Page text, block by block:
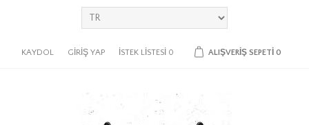
KAYDOL GIRIŞ YAP İSTEK LISTESI 0 ALIŞVERIŞ SEPETI 0